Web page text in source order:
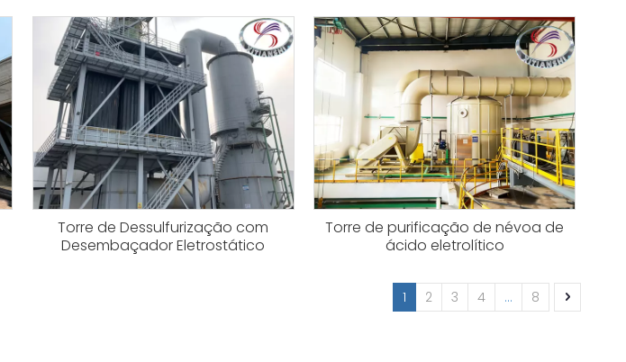
Torre de Dessulfurização com
Desembaçador Eletrostático
Torre de purificação de névoa de
ácido eletrolítico
1 2 3 4 ... 8